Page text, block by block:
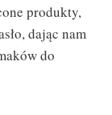
produkty,
dając nam
do